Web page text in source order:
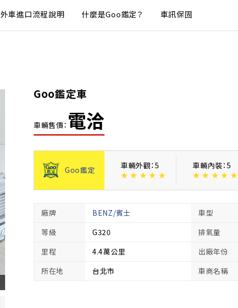
車進口流程說明 什麼是Goo鑑定？ 車訊保固
Goo鑑定車
車輛售價： 電洽
Goo鑑定
車輛外觀：5
★ ★ ★ ★ ★
車輛內裝：5
★ ★ ★ ★ ★
廠牌 BENZ/賓士 車型
等級
G320
排氣量
里程
4.4萬公里 出廠年份
所在地
台北市 車商名稱